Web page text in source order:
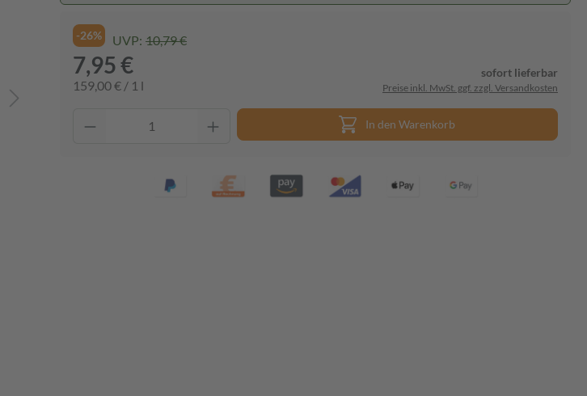
-26% UVP: 10,79 €
7,95 €
159,00 € / 1 l
sofort lieferbar
Preise inkl. MwSt. ggf. zzgl. Versandkosten
In den Warenkorb